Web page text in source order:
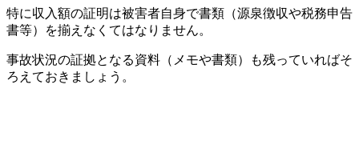
特に収入額の証明は被害者自身で書類（源泉徴収や税務申告
書等）を揃えなくてはなりません。
事故状況の証拠となる資料（メモや書類）も残っていればそ
ろえておきましょう。